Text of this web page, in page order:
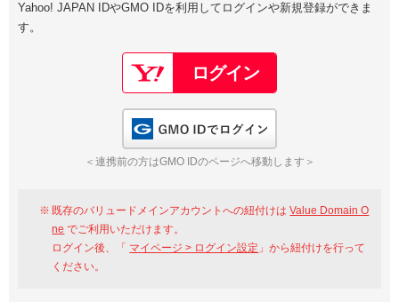
Google
GMO ID Amazon
※AmazonはValue Domain Oneのログイン画面へ遷移します
Value Domain Oneアカウント作成
以下でも登録可能
Google Yahoo!
GMO ID
Yahoo! JAPAN IDやGMO IDを利用してログインや新規登録ができま
す。
＜連携前の方はGMO IDのページへ移動します＞
既存のバリュードメインアカウントへの紐付けはValue Domain O
ne でご利用いただけます。
ログイン後、「 マイページ > ログイン設定 」から紐付けを行って
ください。